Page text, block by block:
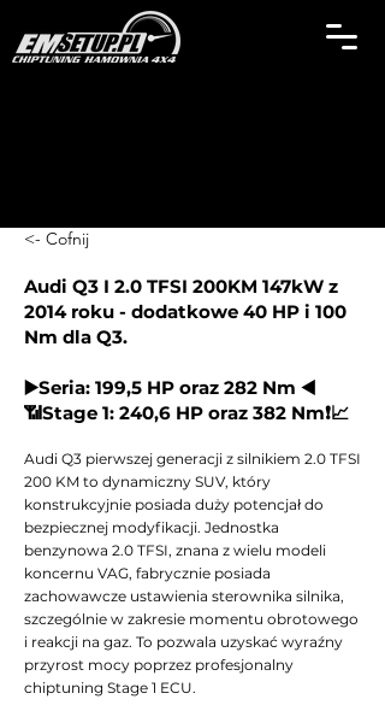
<- Cofnij
Audi Q3 I 2.0 TFSI 200KM 147kW z
2014 roku - dodatkowe 40 HP i 100
Nm dla Q3.
▶️Seria: 199,5 HP oraz 282 Nm ◀️
📶Stage 1: 240,6 HP oraz 382 Nm❗📈
Audi Q3 pierwszej generacji z silnikiem 2.0 TFSI
200 KM to dynamiczny SUV, który
konstrukcyjnie posiada duży potencjał do
bezpiecznej modyfikacji. Jednostka
benzynowa 2.0 TFSI, znana z wielu modeli
koncernu VAG, fabrycznie posiada
zachowawcze ustawienia sterownika silnika,
szczególnie w zakresie momentu obrotowego
i reakcji na gaz. To pozwala uzyskać wyraźny
przyrost mocy poprzez profesjonalny
chiptuning Stage 1 ECU.